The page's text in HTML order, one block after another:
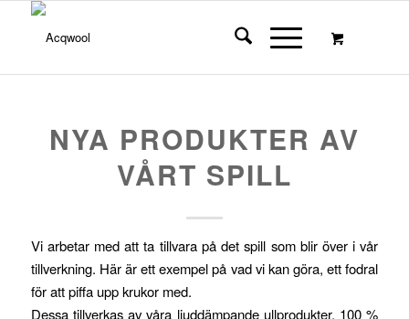
NYA PRODUKTER AV
VÅRT SPILL
Vi arbetar med att ta tillvara på det spill som blir över i vår
tillverkning. Här är ett exempel på vad vi kan göra, ett fodral
för att piffa upp krukor med.
Dessa tillverkas av våra ljuddämpande ullprodukter. 100 %